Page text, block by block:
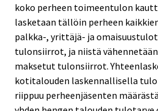
koko perheen toimeentulon
lasketaan tällöin perheen
palkka-, yrittäjä- ja omaisuustulot
tulonsiirrot, ja niistä
maksetut tulonsiirrot.
kotitalouden laskennallisella
riippuu perheenjäsenten